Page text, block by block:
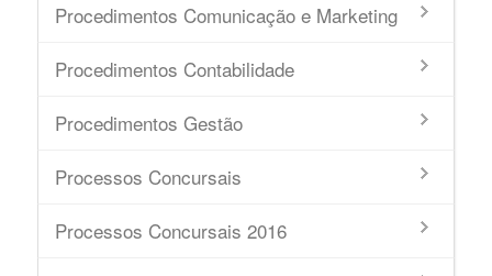
Procedimentos Comunicação e Marketing
Procedimentos Contabilidade
Procedimentos Gestão
Processos Concursais
Processos Concursais 2016